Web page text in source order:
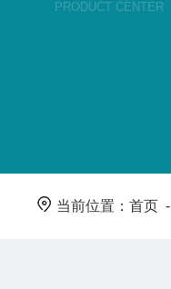
PRODUCT CENTER
当前位置：首页 -